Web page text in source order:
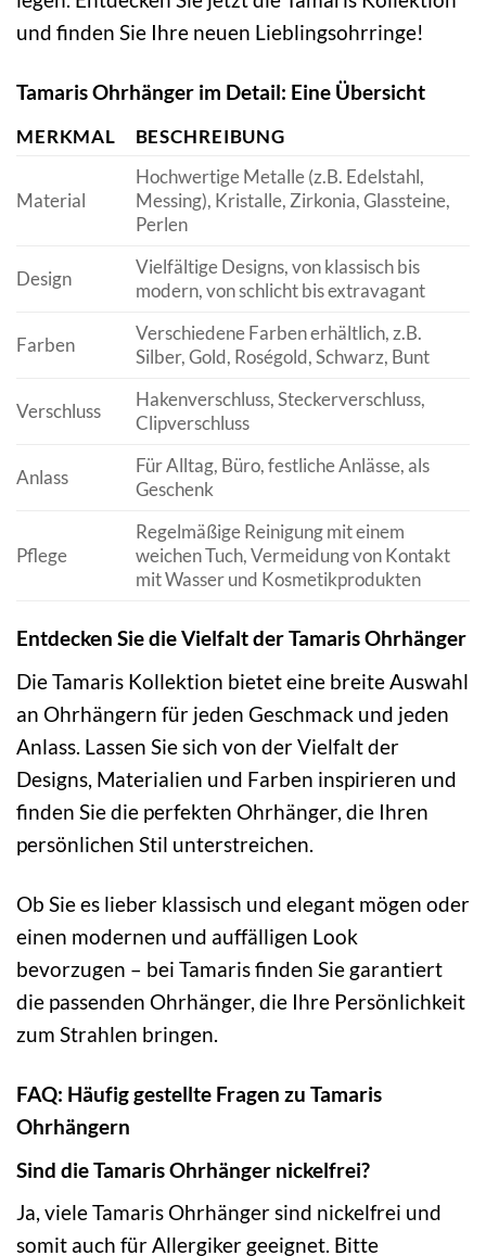
und finden Sie Ihre neuen Lieblingsohrringe!
Tamaris Ohrhänger im Detail: Eine Übersicht
MERKMAL BESCHREIBUNG
Material
Hochwertige Metalle (z.B. Edelstahl,
Messing), Kristalle, Zirkonia, Glassteine,
Perlen
Design
Vielfältige Designs, von klassisch bis
modern, von schlicht bis extravagant
Farben
Verschiedene Farben erhältlich, z.B.
Silber, Gold, Roségold, Schwarz, Bunt
Verschluss
Hakenverschluss, Steckerverschluss,
Clipverschluss
Anlass
Für Alltag, Büro, festliche Anlässe, als
Geschenk
Pflege
Regelmäßige Reinigung mit einem
weichen Tuch, Vermeidung von Kontakt
mit Wasser und Kosmetikprodukten
Entdecken Sie die Vielfalt der Tamaris Ohrhänger
Die Tamaris Kollektion bietet eine breite Auswahl
an Ohrhängern für jeden Geschmack und jeden
Anlass. Lassen Sie sich von der Vielfalt der
Designs, Materialien und Farben inspirieren und
finden Sie die perfekten Ohrhänger, die Ihren
persönlichen Stil unterstreichen.
Ob Sie es lieber klassisch und elegant mögen oder
einen modernen und auffälligen Look
bevorzugen – bei Tamaris finden Sie garantiert
die passenden Ohrhänger, die Ihre Persönlichkeit
zum Strahlen bringen.
FAQ: Häufig gestellte Fragen zu Tamaris
Ohrhängern
Sind die Tamaris Ohrhänger nickelfrei?
Ja, viele Tamaris Ohrhänger sind nickelfrei und
somit auch für Allergiker geeignet. Bitte